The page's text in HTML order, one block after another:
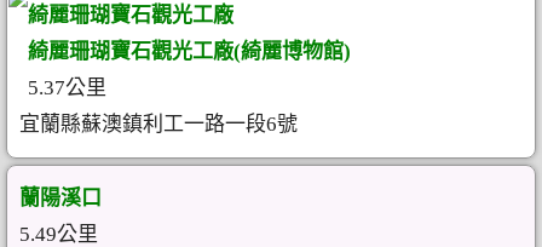
綺麗珊瑚寶石觀光工廠
綺麗珊瑚寶石觀光工廠(綺麗博物館)
5.37公里
宜蘭縣蘇澳鎮利工一路一段6號
蘭陽溪口
5.49公里